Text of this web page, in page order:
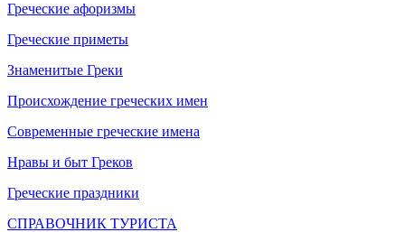
Греческие афоризмы
Греческие приметы
Знаменитые Греки
Происхождение греческих имен
Современные греческие имена
Нравы и быт Греков
Греческие праздники
СПРАВОЧНИК ТУРИСТА